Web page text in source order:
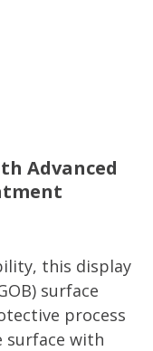
Advanced
this display
surface
process
surface with